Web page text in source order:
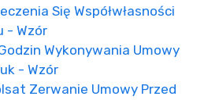
Się Współwłasności
- Wzór
Wykonywania Umowy
- Wzór
Zerwanie Umowy Przed